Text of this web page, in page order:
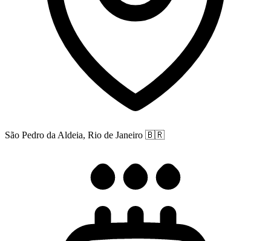
São Pedro da Aldeia, Rio de Janeiro 🇧🇷